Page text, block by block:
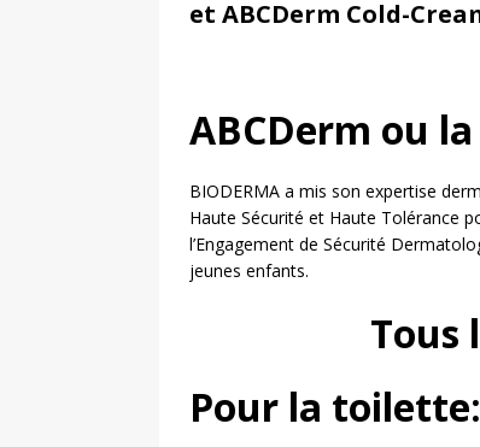
et ABCDerm Cold-
ABCDerm ou
BIODERMA a mis son expertise
Haute Sécurité et Haute Tolérance
l’Engagement de Sécurité
jeunes enfants.
Tous
Pour la toilette: